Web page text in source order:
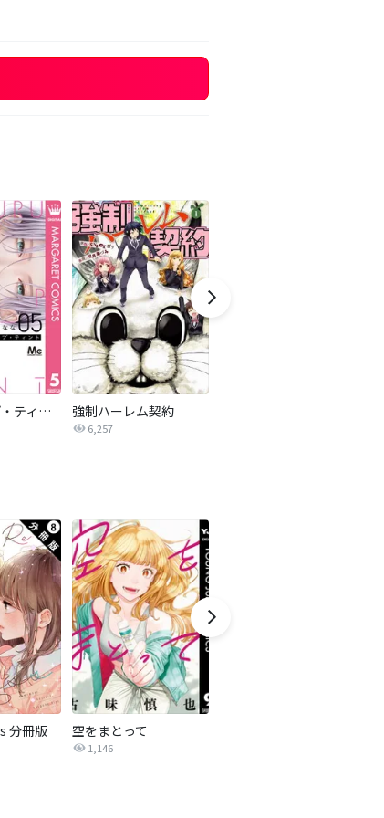
恋するリップ・ティント 強制ハーレム契約
6,257
分冊版 空をまとって
1,146